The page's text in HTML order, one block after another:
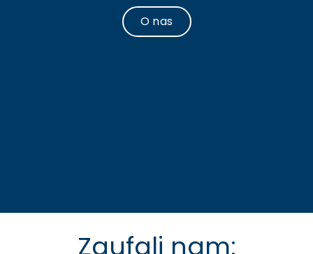
O nas
Zaufali nam: